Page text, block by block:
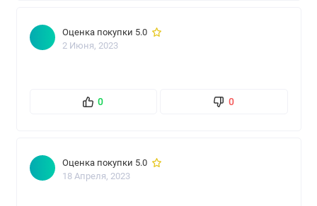
Оценка покупки 5.0
2 Июня, 2023
0 0
Оценка покупки 5.0
18 Апреля, 2023